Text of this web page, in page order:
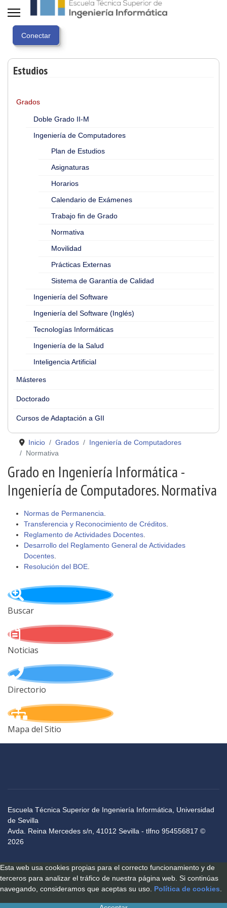
Estudios
Grados
Doble Grado II-M
Ingeniería de Computadores
Plan de Estudios
Asignaturas
Horarios
Calendario de Exámenes
Trabajo fin de Grado
Normativa
Movilidad
Prácticas Externas
Sistema de Garantía de Calidad
Ingeniería del Software
Ingeniería del Software (Inglés)
Tecnologías Informáticas
Ingeniería de la Salud
Inteligencia Artificial
Másteres
Doctorado
Cursos de Adaptación a GII
Inicio Grados
Ingeniería de Computadores
Normativa
Grado en Ingeniería Informática -
Ingeniería de Computadores. Normativa
Normas de Permanencia
Transferencia y Reconocimiento de Créditos
Reglamento de Actividades Docentes
Desarrollo del Reglamento General de Actividades
Docentes
Resolución del BOE
Buscar
Noticias
Directorio
Mapa del Sitio
Escuela Técnica Superior de Ingeniería Informática, Universidad
de Sevilla
Avda. Reina Mercedes s/n, 41012 Sevilla - tlfno 954556817 ©
2026
Esta web usa cookies propias para el correcto funcionamiento y de
terceros para analizar el tráfico de nuestra página web. Si continúas
navegando, consideramos que aceptas su uso. Política de cookies